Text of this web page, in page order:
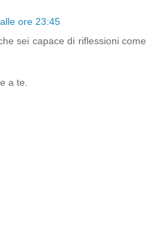
ore 23:45
sei capace di riflessioni come
a te.